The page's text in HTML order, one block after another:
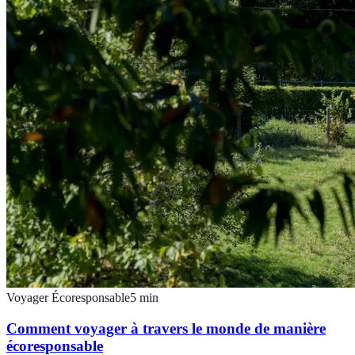
Voyager Écoresponsable5 min
Comment voyager à travers le monde de manière
écoresponsable